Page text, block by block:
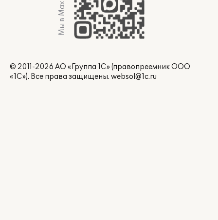
Мы в Max
© 2011-2026 АО «Группа 1С» (правопреемник ООО
«1С»). Все права защищены. websol@1c.ru